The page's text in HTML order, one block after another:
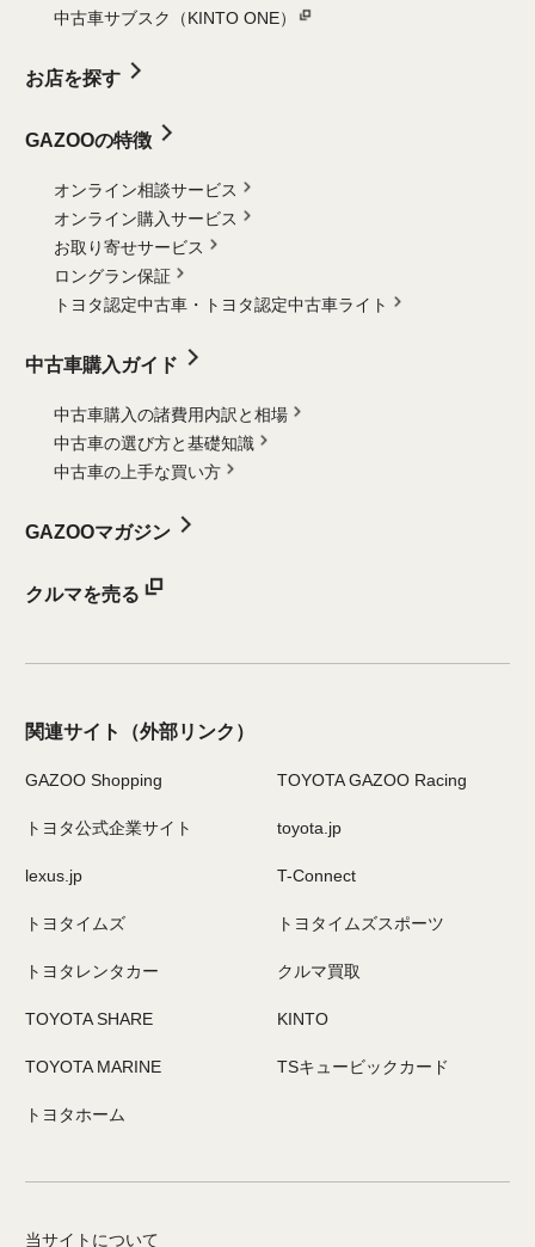
中古車サブスク（KINTO ONE）
お店を探す
GAZOOの特徴
オンライン相談サービス
オンライン購入サービス
お取り寄せサービス
ロングラン保証
トヨタ認定中古車・
トヨタ認定中古車ライト
中古車購入ガイド
中古車購入の諸費用内訳と相場
中古車の選び方と基礎知識
中古車の上手な買い方
GAZOOマガジン
クルマを売る
関連サイト （外部リンク）
GAZOO Shopping TOYOTA GAZOO Racing
トヨタ公式企業サイト toyota.jp
lexus.jp T-Connect
トヨタイムズ トヨタイムズスポーツ
トヨタレンタカー クルマ買取
TOYOTA SHARE KINTO
TOYOTA MARINE TSキュービックカード
トヨタホーム
当サイトについて